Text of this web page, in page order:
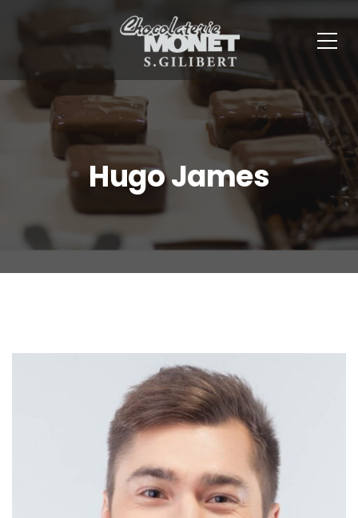
Hugo James
Panneau de gestion des cookies